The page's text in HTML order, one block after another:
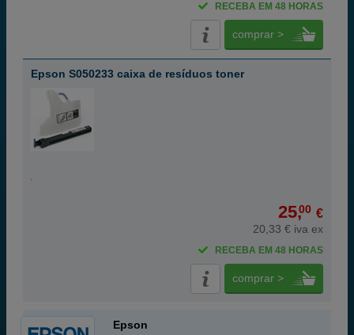
RECEBA EM 48 HORAS
comprar >
Epson S050233 caixa de resíduos toner
25,00 €
20,33 € iva ex
RECEBA EM 48 HORAS
comprar >
Epson